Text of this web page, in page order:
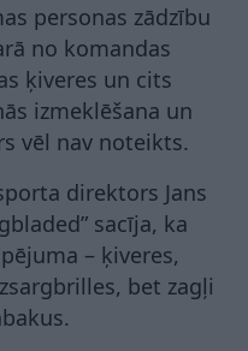
personas zādzību
no komandas
ķiveres un cits
izmeklēšana un
vēl nav noteikts.
direktors Jans
sacīja, ka
– ķiveres,
bet zagļi